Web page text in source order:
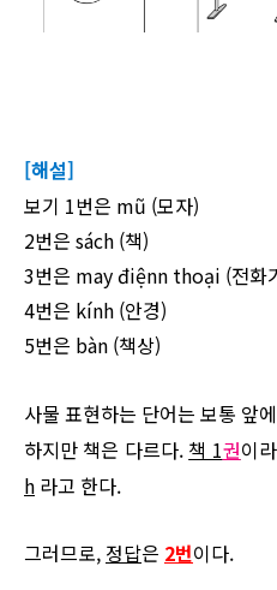
[해설]
보기 1번은 mũ (모자)
2번은 sách (책)
3번은 mayđiệnn thoại (전화
4번은 kính (안경)
5번은 bàn (책상)
사물 표현하는 단어는 보통 앞에
하지만 책은 다르다. 책 1권이
h 라고 한다.
그러므로, 정답은 2번이다.